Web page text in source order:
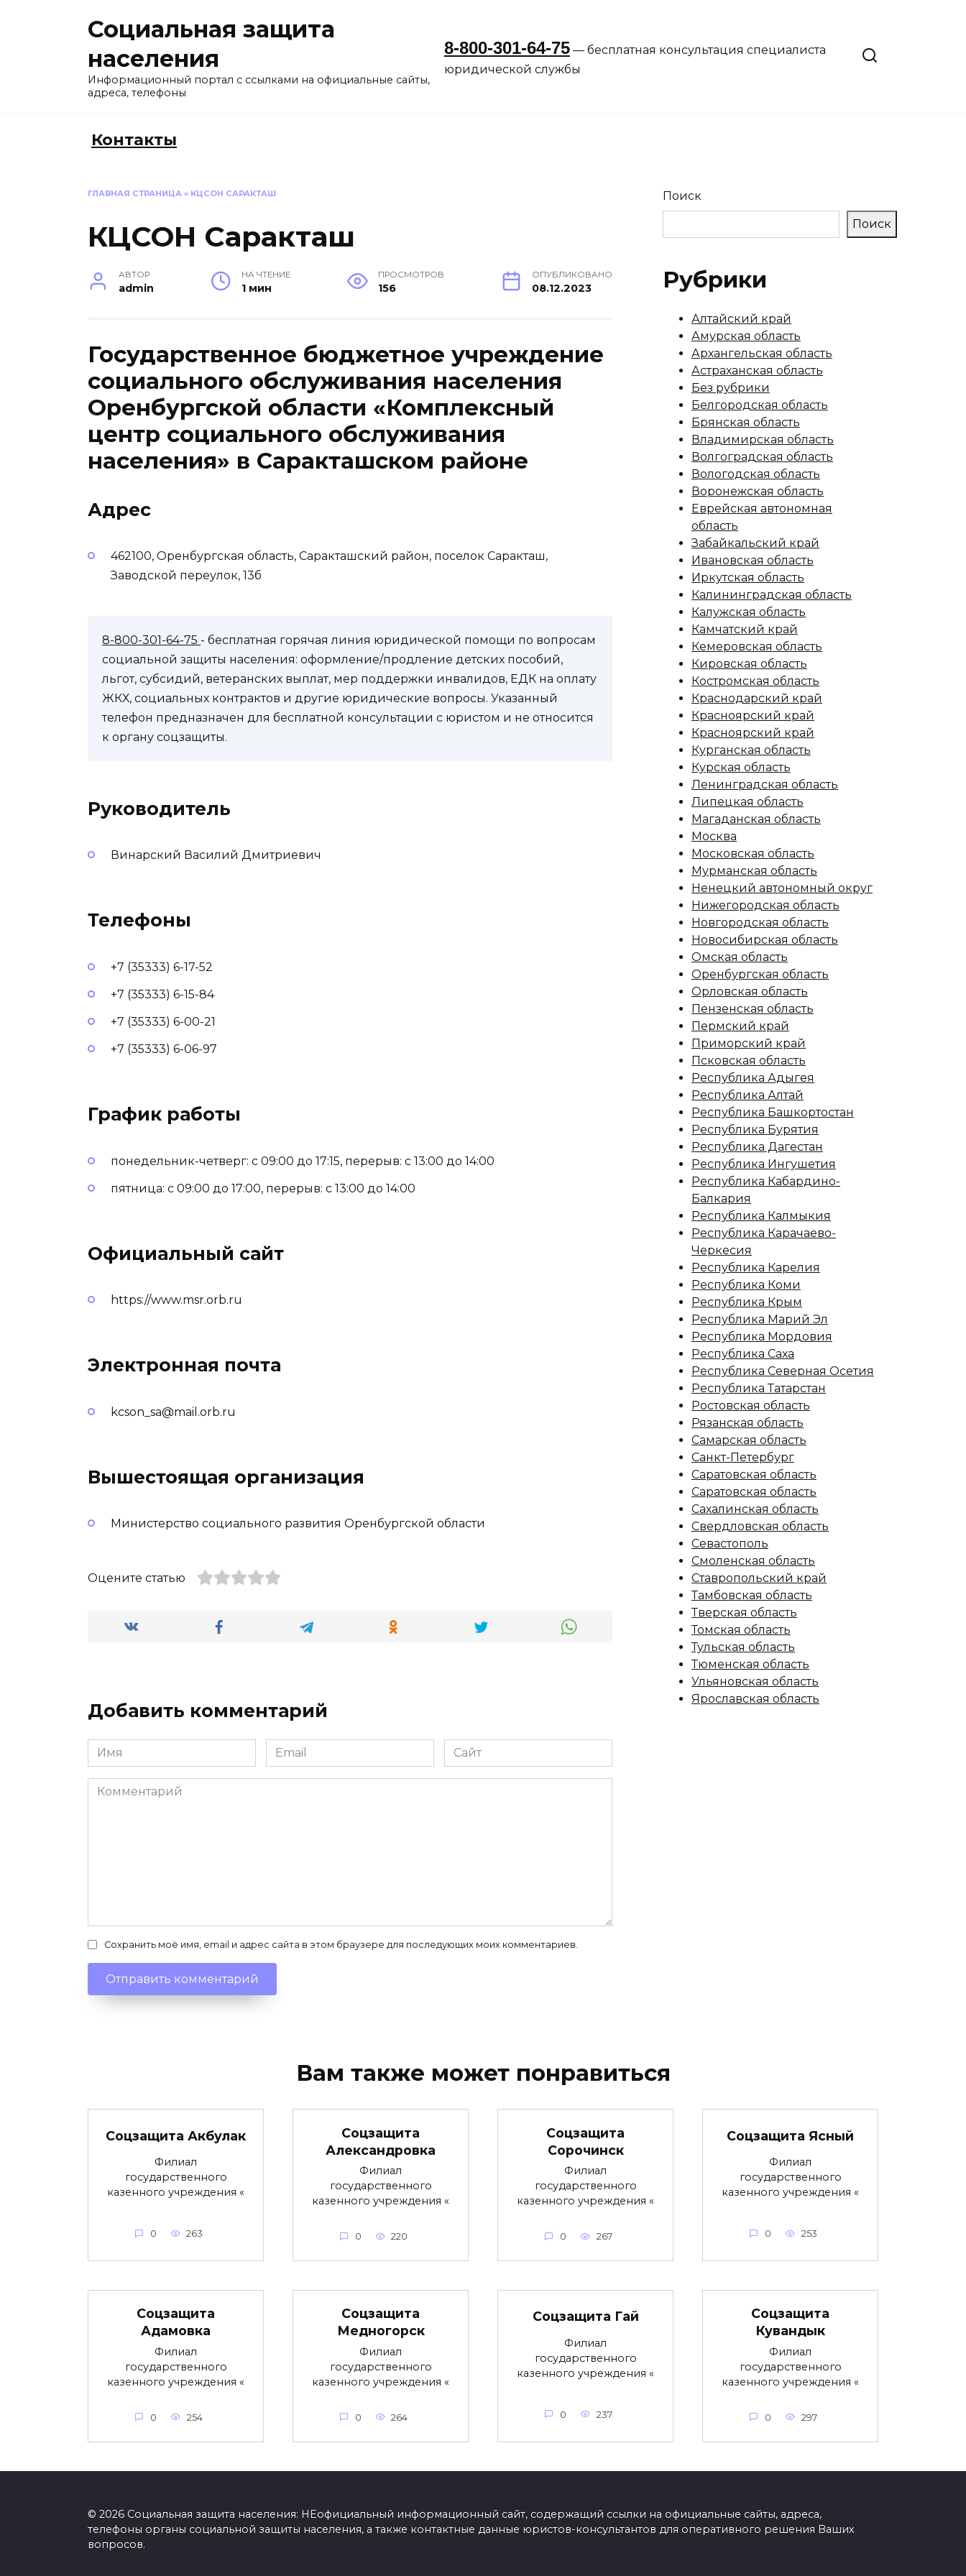
Социальная защита
населения
Информационный портал с ссылками на официальные сайты,
адреса, телефоны
8-800-301-64-75— бесплатная консультация специалиста
юридической службы
Контакты
ГЛАВНАЯ СТРАНИЦА » КЦСОН САРАКТАШ
КЦСОН Саракташ
АВТОР
admin
НА ЧТЕНИЕ
1 мин
ПРОСМОТРОВ
156
ОПУБЛИКОВАНО
08.12.2023
Государственное бюджетное учреждение
социального обслуживания населения
Оренбургской области «Комплексный
центр социального обслуживания
населения» в Саракташском районе
Адрес
462100, Оренбургская область, Саракташский район, поселок Саракташ,
Заводской переулок, 13б
8-800-301-64-75 - бесплатная горячая линия юридической помощи по вопросам
социальной защиты населения: оформление/продление детских пособий,
льгот, субсидий, ветеранских выплат, мер поддержки инвалидов, ЕДК на оплату
ЖКХ, социальных контрактов и другие юридические вопросы. Указанный
телефон предназначен для бесплатной консультации с юристом и не относится
к органу соцзащиты.
Руководитель
Винарский Василий Дмитриевич
Телефоны
+7 (35333) 6-17-52
+7 (35333) 6-15-84
+7 (35333) 6-00-21
+7 (35333) 6-06-97
График работы
понедельник-четверг: с 09:00 до 17:15, перерыв: с 13:00 до 14:00
пятница: с 09:00 до 17:00, перерыв: с 13:00 до 14:00
Официальный сайт
https://www.msr.orb.ru
Электронная почта
kcson_sa@mail.orb.ru
Вышестоящая организация
Министерство социального развития Оренбургской области
Оцените статью
Добавить комментарий
Имя
*
Email
*
Сайт
Комментарий
Сохранить моё имя, email и адрес сайта в этом браузере для последующих моих комментариев.
Поиск
Поиск
Рубрики
Алтайский край
Амурская область
Архангельская область
Астраханская область
Без рубрики
Белгородская область
Брянская область
Владимирская область
Волгоградская область
Вологодская область
Воронежская область
Еврейская автономная
область
Забайкальский край
Ивановская область
Иркутская область
Калининградская область
Калужская область
Камчатский край
Кемеровская область
Кировская область
Костромская область
Краснодарский край
Красноярский край
Красноярский край
Курганская область
Курская область
Ленинградская область
Липецкая область
Магаданская область
Москва
Московская область
Мурманская область
Ненецкий автономный округ
Нижегородская область
Новгородская область
Новосибирская область
Омская область
Оренбургская область
Орловская область
Пензенская область
Пермский край
Приморский край
Псковская область
Республика Адыгея
Республика Алтай
Республика Башкортостан
Республика Бурятия
Республика Дагестан
Республика Ингушетия
Республика Кабардино-
Балкария
Республика Калмыкия
Республика Карачаево-
Черкесия
Республика Карелия
Республика Коми
Республика Крым
Республика Марий Эл
Республика Мордовия
Республика Саха
Республика Северная Осетия
Республика Татарстан
Ростовская область
Рязанская область
Самарская область
Санкт-Петербург
Саратовская область
Саратовская область
Сахалинская область
Свердловская область
Севастополь
Смоленская область
Ставропольский край
Тамбовская область
Тверская область
Томская область
Тульская область
Тюменская область
Ульяновская область
Ярославская область
Вам также может понравиться
Соцзащита Акбулак
Филиал
государственного
казенного учреждения «
0 263
Соцзащита
Александровка
Филиал
государственного
казенного учреждения «
0 220
Соцзащита
Сорочинск
Филиал
государственного
казенного учреждения «
0 267
Соцзащита Ясный
Филиал
государственного
казенного учреждения «
0 253
Соцзащита
Адамовка
Филиал
государственного
казенного учреждения «
0 254
Соцзащита
Медногорск
Филиал
государственного
казенного учреждения «
0 264
Соцзащита Гай
Филиал
государственного
казенного учреждения «
0 237
Соцзащита
Кувандык
Филиал
государственного
казенного учреждения «
0 297
© 2026 Социальная защита населения: НЕофициальный информационный сайт, содержащий ссылки на официальные сайты, адреса,
телефоны органы социальной защиты населения, а также контактные данные юристов-консультантов для оперативного решения Ваших
вопросов.